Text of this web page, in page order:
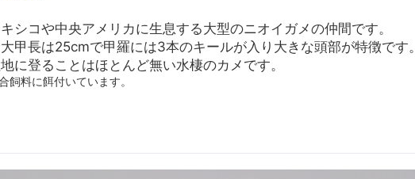
シコや中央アメリカに生息する大型のニオイガメの仲間です。
甲長は25cmで甲羅には3本のキールが入り大きな頭部が特徴です。
に登ることはほとんど無い水棲のカメです。
飼料に餌付いています。